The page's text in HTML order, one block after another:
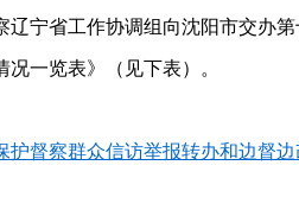
省工作协调组向沈阳市交办第
一览表》（见下表）。
护督察群众信访举报转办和边督边